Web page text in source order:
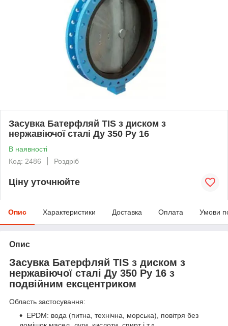
Засувка Батерфляй TIS з диском з
нержавіючої сталі Ду 350 Ру 16
В наявності
Код: 2486
Роздріб
Ціну уточнюйте
Опис Характеристики Доставка Оплата Умови
Опис
Засувка Батерфляй TIS з диском з
нержавіючої сталі Ду 350 Ру 16 з
подвійним ексцентриком
Область застосування:
EPDM: вода (питна, технічна, морська), повітря без